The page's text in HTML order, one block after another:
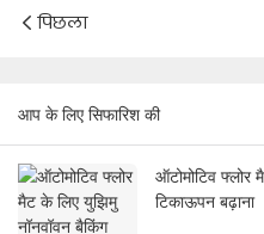
पिछला
आप के लिए सिफारिश की
ऑटोमोटिव फ्लोर
टिकाऊपन बढ़ाना